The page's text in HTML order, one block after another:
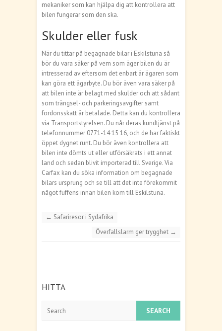
mekaniker som kan hjälpa dig att kontrollera att
bilen fungerar som den ska.
Skulder eller fusk
När du tittar på begagnade bilar i Eskilstuna så
bör du vara säker på vem som äger bilen du är
intresserad av eftersom det enbart är ägaren som
kan göra ett ägarbyte. Du bör även vara säker på
att bilen inte är belagt med skulder och att sådant
som trängsel- och parkeringsavgifter samt
fordonsskatt är betalade. Detta kan du kontrollera
via Transportstyrelsen. Du når deras kundtjänst på
telefonnummer 0771-14 15 16, och de har faktiskt
öppet dygnet runt. Du bör även kontrollera att
bilen inte dömts ut eller utförsäkrats i ett annat
land och sedan blivit importerad till Sverige. Via
Carfax kan du söka information om begagnade
bilars ursprung och se till att det inte förekommit
något fuffens innan bilen kom till Eskilstuna.
← Safariresor i Sydafrika
Överfallslarm ger trygghet →
HITTA